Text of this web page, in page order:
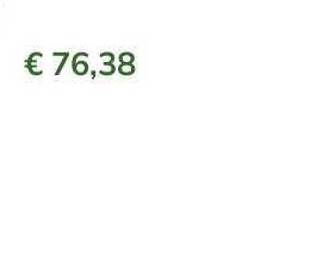
€ 76,38